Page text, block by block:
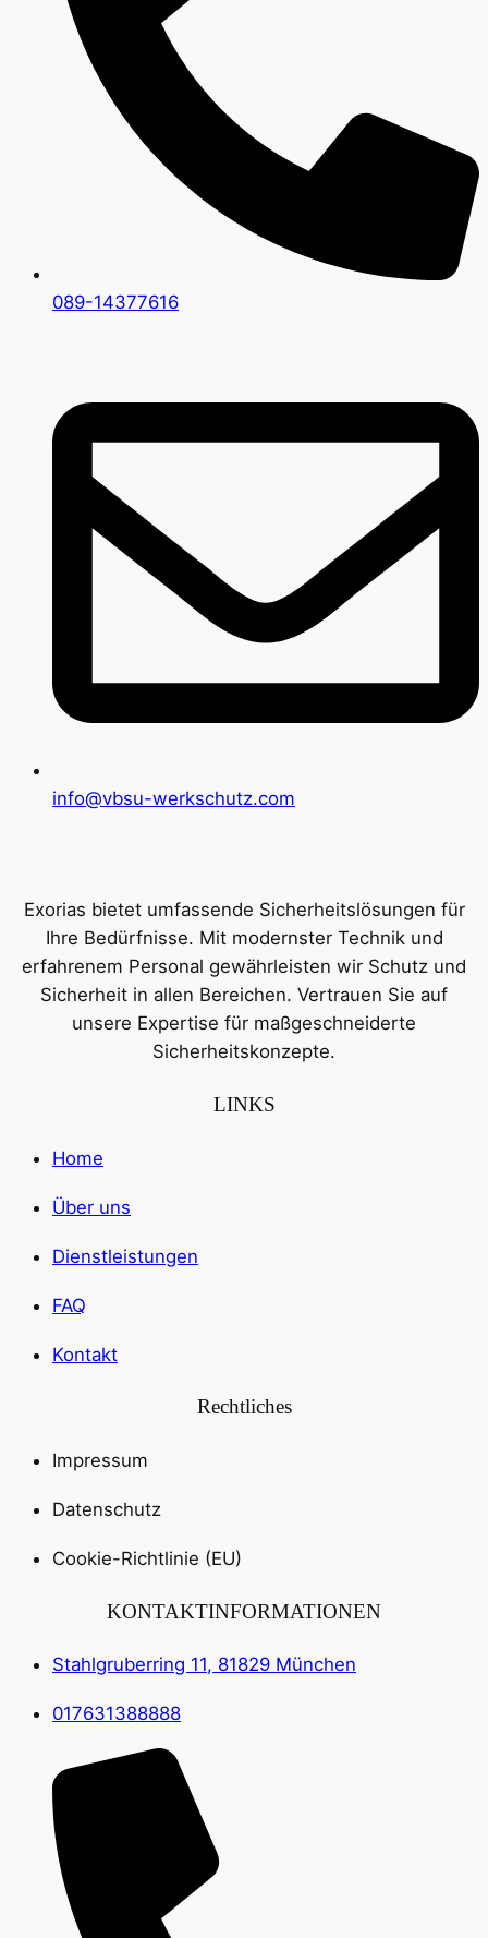
089-14377616
info@vbsu-werkschutz.com
Exorias bietet umfassende Sicherheitslösungen für
Ihre Bedürfnisse. Mit modernster Technik und
erfahrenem Personal gewährleisten wir Schutz und
Sicherheit in allen Bereichen. Vertrauen Sie auf
unsere Expertise für maßgeschneiderte
Sicherheitskonzepte.
LINKS
Home
Über uns
Dienstleistungen
FAQ
Kontakt
Rechtliches
Impressum
Datenschutz
Cookie-Richtlinie (EU)
KONTAKTINFORMATIONEN
Stahlgruberring 11, 81829 München
017631388888